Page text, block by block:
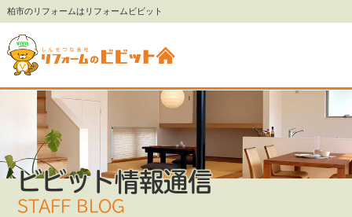
柏市のリフォームはリフォームビビット
ビビット情報通信
STAFF BLOG